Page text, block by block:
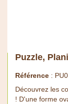
Puzzle,
Référence :
Découvrez les
! D'une forme